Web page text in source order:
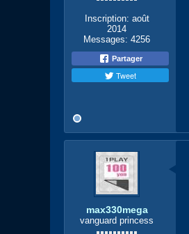
Inscription: août
2014
Messages: 4256
Partager
Tweet
max330mega
vanguard princess